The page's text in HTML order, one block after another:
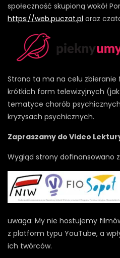
społeczność skupioną wokół
https://web.puczat.pl oraz
Strona ta ma na celu
krótkich form telewizyjnych
tematyce chorób
kryzysach psychicznych.
Zapraszamy do Video
Wygląd strony dofinansowano
uwaga: My nie hostujemy
z platform typu YouTube, a
ich twórców.